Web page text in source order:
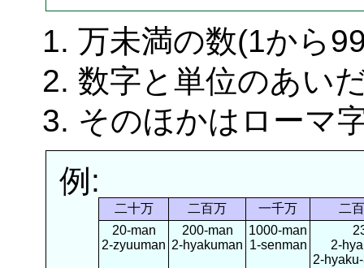
万未満の数(1から
数字と単位のあい
そのほかはローマ
例:
二十万 二百万 一千万
二
20-man
2-zyuuman
200-man
2-hyakuman
1000-man
1-senman
2-
2-